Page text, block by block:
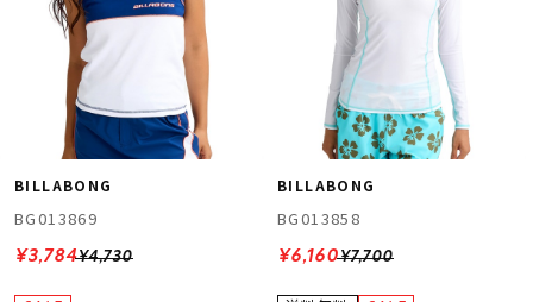
BILLABONG
BG013869
¥4,730
¥3,784
BILLABONG
BG013858
¥7,700
¥6,160